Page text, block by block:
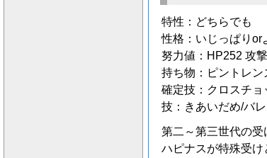
特性：どちらでも
性格：いじっぱりor
努力値：HP252 攻
持ち物：ピントレ
確定技：クロスチ
技：きあいだめ/バ
第二～第三世代の
ハピナスが特殊受け